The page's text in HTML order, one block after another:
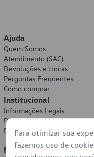
Ajuda
Quem Somos
Atendimento (SAC)
Devoluções e trocas
Perguntas Frequentes
Como comprar
Institucional
Informações Legais
Política de Privacidade
Política de Cookies
Formas de Pagamento
Para otimizar sua
fazemos uso de